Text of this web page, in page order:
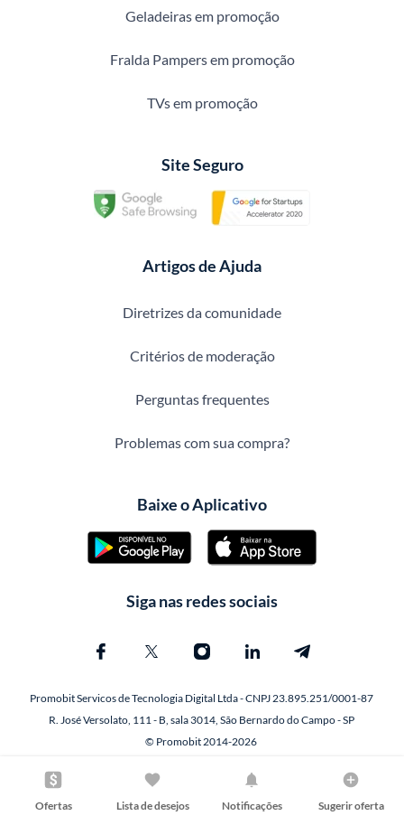
Ofertas Lista de desejos Notificações Sugerir oferta
Geladeiras em promoção
Fralda Pampers em promoção
TVs em promoção
Site Seguro
Artigos de Ajuda
Diretrizes da comunidade
Critérios de moderação
Perguntas frequentes
Problemas com sua compra?
Baixe o Aplicativo
Siga nas redes sociais
Promobit Servicos de Tecnologia Digital Ltda - CNPJ 23.895.251/0001-87
R. José Versolato, 111 - B, sala 3014, São Bernardo do Campo - SP
© Promobit 2014-2026